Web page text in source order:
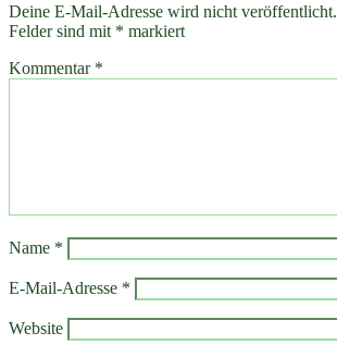
Deine E-Mail-Adresse wird nicht veröffentlicht.
Felder sind mit * markiert
Kommentar *
Name *
E-Mail-Adresse *
Website